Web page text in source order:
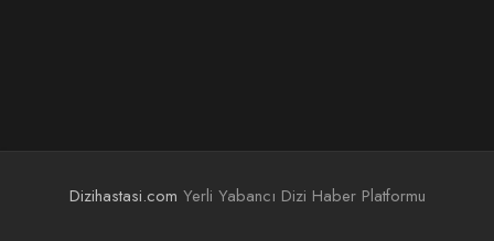
Dizihastasi.com Yerli Yabancı Dizi Haber Platformu